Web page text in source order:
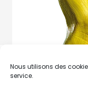
Nous utilisons des
service.